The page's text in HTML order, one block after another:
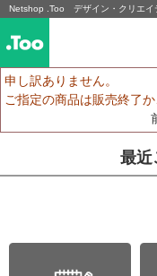
Netshop .Too デザイン・クリエイ
申し訳ありません。
ご指定の商品は販売終了
最近